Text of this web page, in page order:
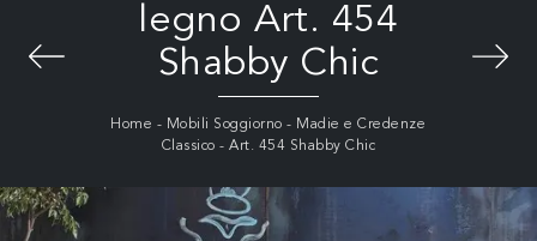
legno Art. 454
Shabby Chic
Home - Mobili Soggiorno - Madie e Credenze
Classico -Art. 454 Shabby Chic